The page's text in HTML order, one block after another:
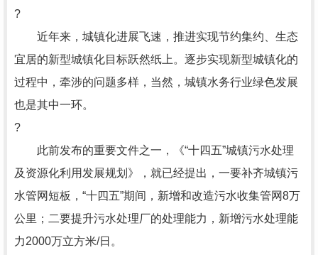
?
近年来，城镇化进展飞速，推进实现节约集约、生态
宜居的新型城镇化目标跃然纸上。逐步实现新型城镇化的
过程中，牵涉的问题多样，当然，城镇水务行业绿色发展
也是其中一环。
?
此前发布的重要文件之一，《“十四五”城镇污水处理
及资源化利用发展规划》，就已经提出，一要补齐城镇污
水管网短板，“十四五”期间，新增和改造污水收集管网8万
公里；二要提升污水处理厂的处理能力，新增污水处理能
力2000万立方米/日。